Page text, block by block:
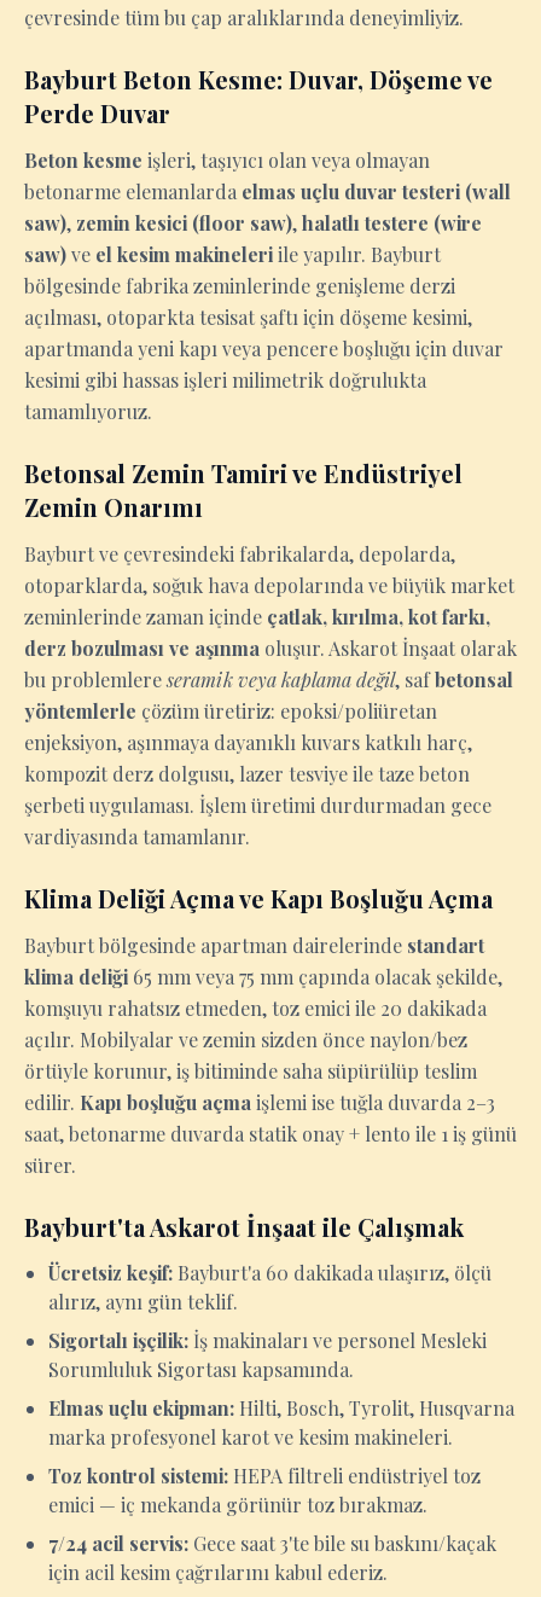
çevresinde tüm bu çap aralıklarında deneyimliyiz.
Bayburt Beton Kesme: Duvar, Döşeme ve
Perde Duvar
Beton kesme işleri, taşıyıcı olan veya olmayan
betonarme elemanlarda elmas uçlu duvar testeri (wall
saw), zemin kesici (floor saw),halatlı testere (wire
saw)ve el kesim makineleriile yapılır. Bayburt
bölgesinde fabrika zeminlerinde genişleme derzi
açılması, otoparkta tesisat şaftı için döşeme kesimi,
apartmanda yeni kapı veya pencere boşluğu için duvar
kesimi gibi hassas işleri milimetrik doğrulukta
tamamlıyoruz.
Betonsal Zemin Tamiri ve Endüstriyel
Zemin Onarımı
Bayburt ve çevresindeki fabrikalarda, depolarda,
otoparklarda, soğuk hava depolarında ve büyük market
zeminlerinde zaman içinde çatlak, kırılma, kot farkı,
derz bozulması ve aşınma oluşur. Askarot İnşaat olarak
bu problemlereseramik veya kaplama değil, safbetonsal
yöntemlerle çözüm üretiriz: epoksi/poliüretan
enjeksiyon, aşınmaya dayanıklı kuvars katkılı harç,
kompozit derz dolgusu, lazer tesviye ile taze beton
şerbeti uygulaması. İşlem üretimi durdurmadan gece
vardiyasında tamamlanır.
Klima Deliği Açma ve Kapı Boşluğu Açma
Bayburt bölgesinde apartman dairelerinde standart
klima deliği 65 mm veya 75 mm çapında olacak şekilde,
komşuyu rahatsız etmeden, toz emici ile 20 dakikada
açılır. Mobilyalar ve zemin sizden önce naylon/bez
örtüyle korunur, iş bitiminde saha süpürülüp teslim
edilir. Kapı boşluğu açma işlemi ise tuğla duvarda 2–3
saat, betonarme duvarda statik onay + lento ile 1 iş günü
sürer.
Bayburt'ta Askarot İnşaat ile Çalışmak
Ücretsiz keşif: Bayburt'a 60 dakikada ulaşırız, ölçü
alırız, aynı gün teklif.
Sigortalı işçilik: İş makinaları ve personel Mesleki
Sorumluluk Sigortası kapsamında.
Elmas uçlu ekipman: Hilti, Bosch, Tyrolit, Husqvarna
marka profesyonel karot ve kesim makineleri.
Toz kontrol sistemi: HEPA filtreli endüstriyel toz
emici — iç mekanda görünür toz bırakmaz.
7/24 acil servis: Gece saat 3'te bile su baskını/kaçak
için acil kesim çağrılarını kabul ederiz.